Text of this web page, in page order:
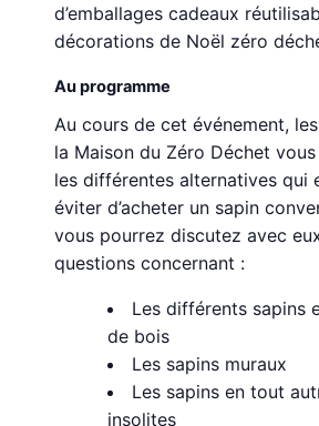
d’emballages cadeaux
décorations de Noël zéro
Au programme
Au cours de cet événement,
la Maison du Zéro Déchet
les différentes alternatives qui
éviter d’acheter un sapin
vous pourrez discutez avec
questions concernant :
Les différents sapins
de bois
Les sapins muraux
Les sapins en tout
insolites